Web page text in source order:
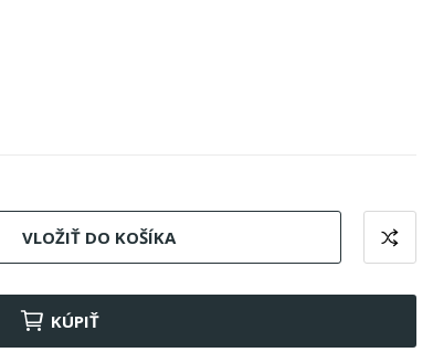
VLOŽIŤ DO KOŠÍKA
KÚPIŤ